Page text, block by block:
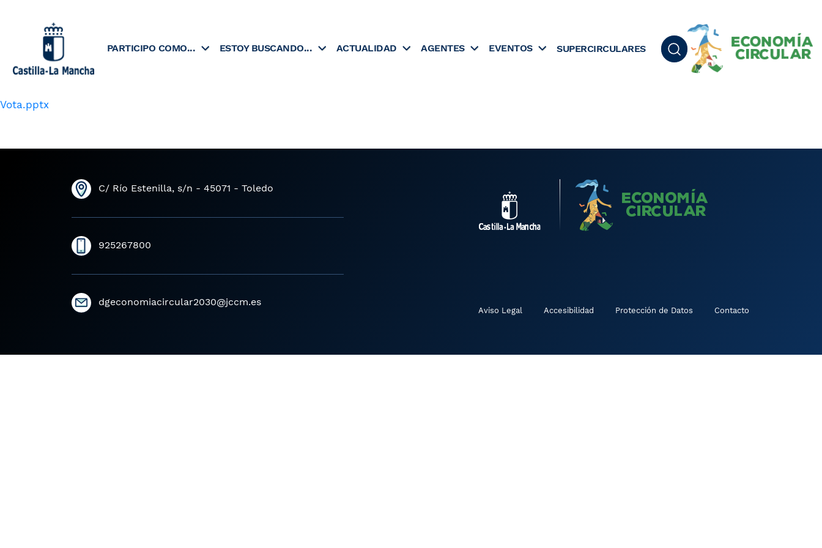
PARTICIPO COMO... ESTOY BUSCANDO... ACTUALIDAD AGENTES EVENTOS SUPERCIRCULARES
Vota.pptx
C/ Río Estenilla, s/n - 45071 - Toledo
925267800
dgeconomiacircular2030@jccm.es
Aviso Legal Accesibilidad Protección de Datos Contacto